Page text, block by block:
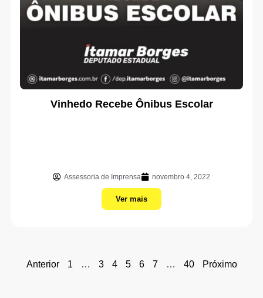
Vinhedo Recebe Ônibus Escolar
Assessoria de Imprensa novembro 4, 2022
Ver mais
Anterior 1 … 3 4 5 6 7 … 40 Próximo